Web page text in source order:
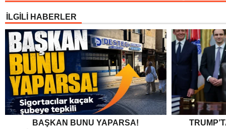
İLGİLİ HABERLER
BAŞKAN BUNU YAPARSA!